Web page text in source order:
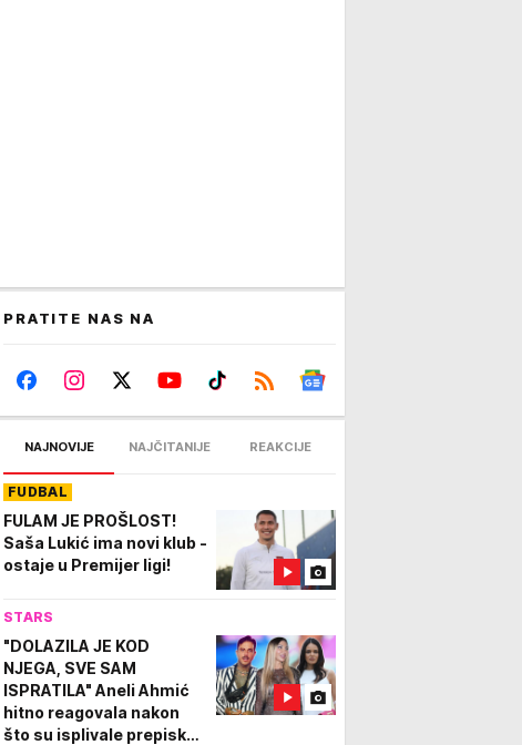
PRATITE NAS NA
NAJNOVIJE NAJČITANIJE REAKCIJE
FUDBAL
FULAM JE PROŠLOST!
Saša Lukić ima novi klub -
ostaje u Premijer ligi!
STARS
"DOLAZILA JE KOD
NJEGA, SVE SAM
ISPRATILA" Aneli Ahmić
hitno reagovala nakon
što su isplivale prepiske